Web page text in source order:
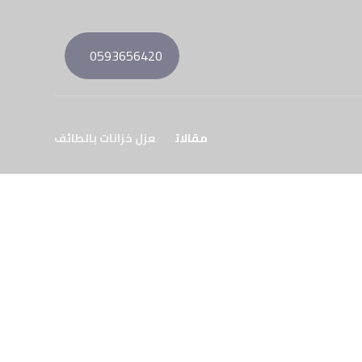
0593656420
مقالات عزل خزانات بالطائف